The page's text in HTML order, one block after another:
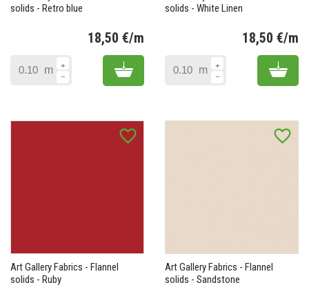
solids - Retro blue
18,50 €/m
m Add to cart
solids - White Linen
18,50 €/m
m Add
favorite_border
Art Gallery Fabrics - Flannel
solids - Ruby
favorite_border
Art Gallery Fabrics - Flannel
solids - Sandstone